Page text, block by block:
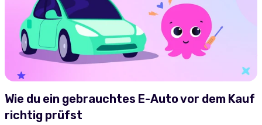
Wie du ein gebrauchtes E-Auto vor dem Kauf
richtig prüfst